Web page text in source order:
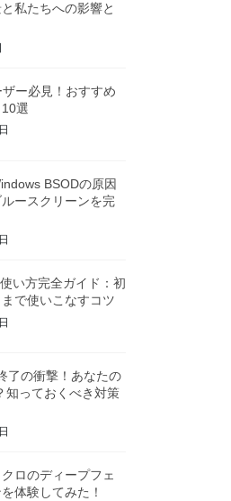
私たちへの影響と
ー必見！おすすめ
選
BSODの原因
ースクリーンを完
い方完全ガイド：初
で使いこなすコツ
了の衝撃！あなたの
知っておくべき対策
ロのディープフェ
体験してみた！